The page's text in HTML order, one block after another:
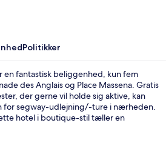
Politikker
en fantastisk beliggenhed, kun fem
des Anglais og Place Massena. Gratis
der gerne vil holde sig aktive, kan
for segway-udlejning/-ture i nærheden.
hotel i boutique-stil tæller en
rigtig gode bedømmelser fra
ligger kun en kort gåtur væk: Opéra -